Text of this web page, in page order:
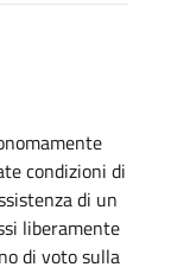
condizioni di
di un
liberamente
di voto sulla